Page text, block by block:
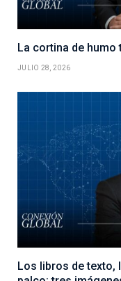
La cortina de humo
JULIO 28, 2026
Los libros de texto,